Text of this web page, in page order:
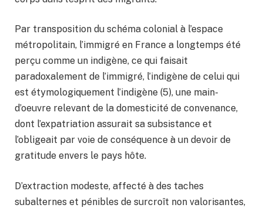
Par transposition du schéma colonial à l’espace
métropolitain, l’immigré en France a longtemps été
perçu comme un indigène, ce qui faisait
paradoxalement de l’immigré, l’indigène de celui qui
est étymologiquement l’indigène (5), une main-
d’oeuvre relevant de la domesticité de convenance,
dont l’expatriation assurait sa subsistance et
l’obligeait par voie de conséquence à un devoir de
gratitude envers le pays hôte.
D’extraction modeste, affecté à des taches
subalternes et pénibles de surcroît non valorisantes,